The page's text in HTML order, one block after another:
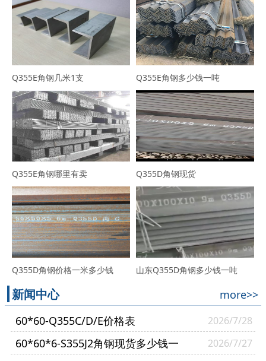
Q355E角钢几米1支 Q355E角钢多少钱一吨
Q355E角钢哪里有卖 Q355D角钢现货
Q355D角钢价格一米多少钱 山东Q355D角钢多少钱一吨
新闻中心
more>>
60*60-Q355C/D/E价格表
2026/7/28
60*60*6-S355J2角钢现货多少钱一
2026/7/27